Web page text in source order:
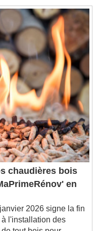
liveLIVE
subtitles
chaudières bois
en
2026 signe la fin
l'installation des